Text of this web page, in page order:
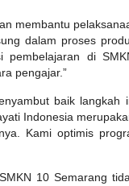
membantu
dalam proses
pembelajaran di
pengajar.”
baik langkah
Indonesia
Kami optimis
10 Semarang